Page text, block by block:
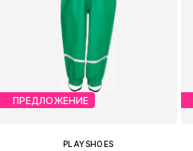
ПРЕДЛОЖЕНИЕ
PLAYSHOES